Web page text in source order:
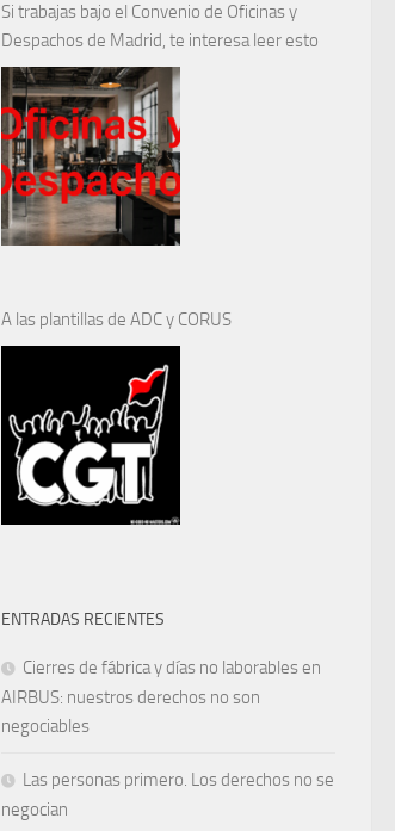
Si trabajas bajo el Convenio de Oficinas y
Despachos de Madrid, te interesa leer esto
A las plantillas de ADC y CORUS
ENTRADAS RECIENTES
Cierres de fábrica y días no laborables en
AIRBUS: nuestros derechos no son
negociables
Las personas primero. Los derechos no se
negocian